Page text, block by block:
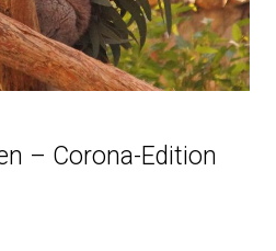
– Corona-Edition